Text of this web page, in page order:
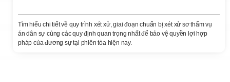
Tìm hiểu chi tiết về quy trình xét xử, giai đoạn chuẩn bị xét xử sơ thẩm vụ
án dân sự cùng các quy định quan trọng nhất để bảo vệ quyền lợi hợp
pháp của đương sự tại phiên tòa hiện nay.